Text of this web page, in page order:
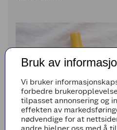
Bruk av
Vi bruker
forbedre
tilpasset annonsering og
effekten av
nødvendige for at
andre hjelper oss med å